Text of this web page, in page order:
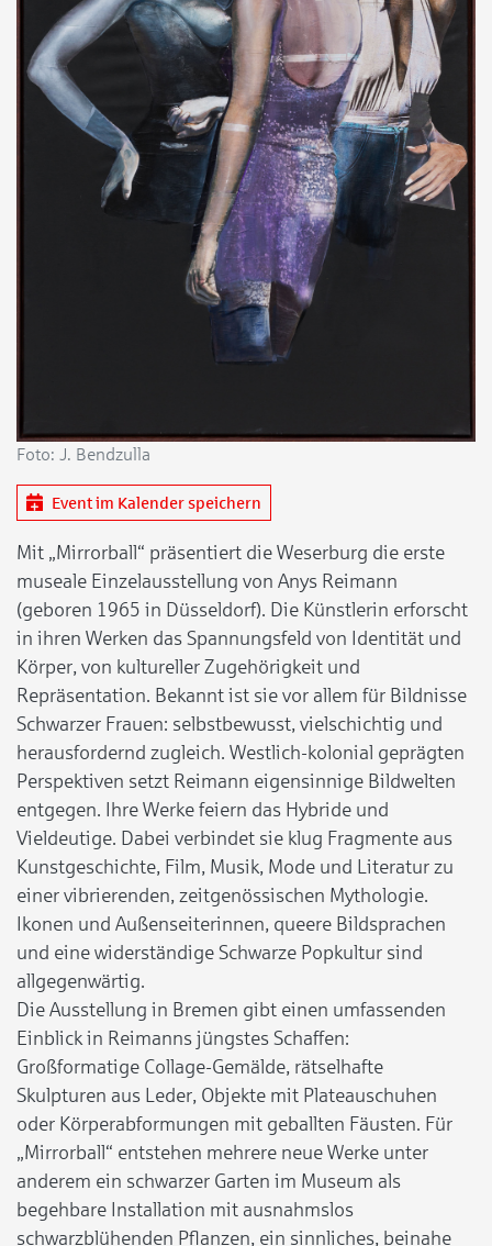
Foto: J. Bendzulla
Event im Kalender speichern
Mit „Mirrorball“ präsentiert die Weserburg die erste
museale Einzelausstellung von Anys Reimann
(geboren 1965 in Düsseldorf). Die Künstlerin erforscht
in ihren Werken das Spannungsfeld von Identität und
Körper, von kultureller Zugehörigkeit und
Repräsentation. Bekannt ist sie vor allem für Bildnisse
Schwarzer Frauen: selbstbewusst, vielschichtig und
herausfordernd zugleich. Westlich-kolonial geprägten
Perspektiven setzt Reimann eigensinnige Bildwelten
entgegen. Ihre Werke feiern das Hybride und
Vieldeutige. Dabei verbindet sie klug Fragmente aus
Kunstgeschichte, Film, Musik, Mode und Literatur zu
einer vibrierenden, zeitgenössischen Mythologie.
Ikonen und Außenseiterinnen, queere Bildsprachen
und eine widerständige Schwarze Popkultur sind
allgegenwärtig.
Die Ausstellung in Bremen gibt einen umfassenden
Einblick in Reimanns jüngstes Schaffen:
Großformatige Collage-Gemälde, rätselhafte
Skulpturen aus Leder, Objekte mit Plateauschuhen
oder Körperabformungen mit geballten Fäusten. Für
„Mirrorball“ entstehen mehrere neue Werke unter
anderem ein schwarzer Garten im Museum als
begehbare Installation mit ausnahmslos
schwarzblühenden Pflanzen, ein sinnliches, beinahe